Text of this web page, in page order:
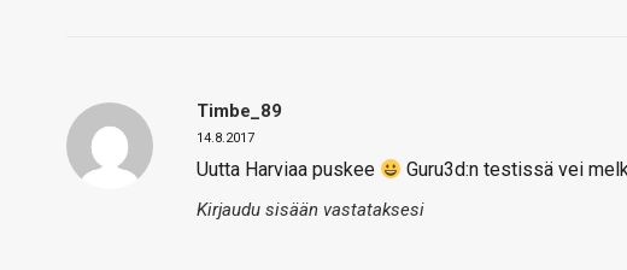
Timbe_89
14.8.2017
Uutta Harviaa puskee Guru3d:n testissä vei
Kirjaudu sisään vastataksesi